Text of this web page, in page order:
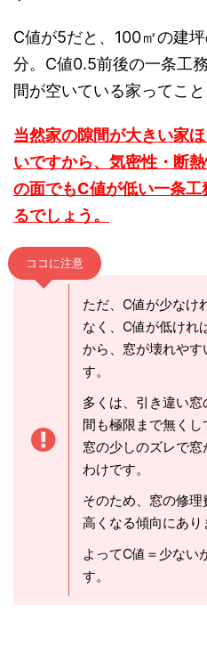
C値が5だと、100㎡の建
分。C値0.5前後の一条工
間が空いている家ってこと
当然家の隙間が大きい家
いですから、気密性・断
の面でもC値が低い一条工
るでしょう。
ココに注意
ただ、C値が少なけ
なく、C値が低けれ
から、窓が壊れやす
す。
多くは、引き違い
間も極限まで無く
窓の少しのズレで
わけです。
そのため、窓の修
高くなる傾向にあり
よってC値＝少ない
す。